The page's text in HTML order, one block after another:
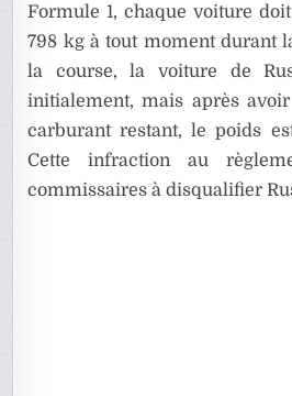
Formule 1, chaque voiture
798 kg à tout moment durant
la course, la voiture de
initialement, mais après
carburant restant, le poids
Cette infraction au
commissaires à disqualifier